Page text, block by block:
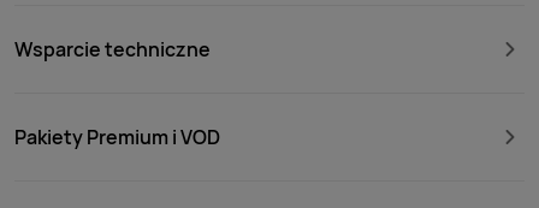
Wsparcie techniczne
Pakiety Premium i VOD